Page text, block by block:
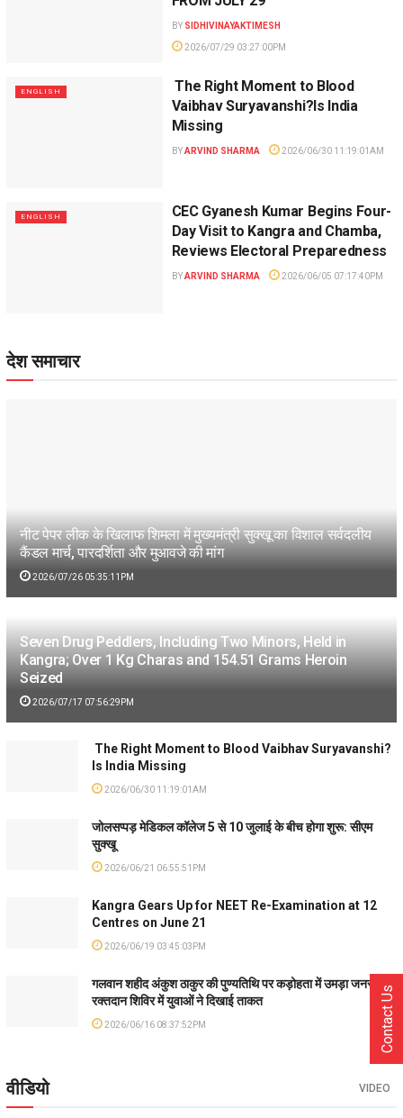
BY SIDHIVINAYAKTIMESH
2026/07/29 03:27:00PM
ENGLISH
The Right Moment to Blood
Vaibhav Suryavanshi?Is India
Missing
BY ARVIND SHARMA 2026/06/30 11:19:01AM
ENGLISH
CEC Gyanesh Kumar Begins Four-
Day Visit to Kangra and Chamba,
Reviews Electoral Preparedness
BY ARVIND SHARMA 2026/06/05 07:17:40PM
देश समाचार
नीट पेपर लीक के खिलाफ शिमला में मुख्यमंत्री सुक्खू का विशाल सर्वदलीय
कैंडल मार्च, पारदर्शिता और मुआवजे की मांग
2026/07/26 05:35:11PM
Seven Drug Peddlers, Including Two Minors, Held in
Kangra; Over 1 Kg Charas and 154.51 Grams Heroin
Seized
2026/07/17 07:56:29PM
The Right Moment to Blood Vaibhav Suryavanshi?
Is India Missing
2026/06/30 11:19:01AM
जोलसप्पड़ मेडिकल कॉलेज 5 से 10 जुलाई के बीच होगा शुरू: सीएम
सुक्खू
2026/06/21 06:55:51PM
Kangra Gears Up for NEET Re-Examination at 12
Centres on June 21
2026/06/19 03:45:03PM
गलवान शहीद अंकुश ठाकुर की पुण्यतिथि पर कड़ोहता में उमड़ा जनसैलाब,
रक्तदान शिविर में युवाओं ने दिखाई ताकत
2026/06/16 08:37:52PM
वीडियो VIDEO
Contact Us